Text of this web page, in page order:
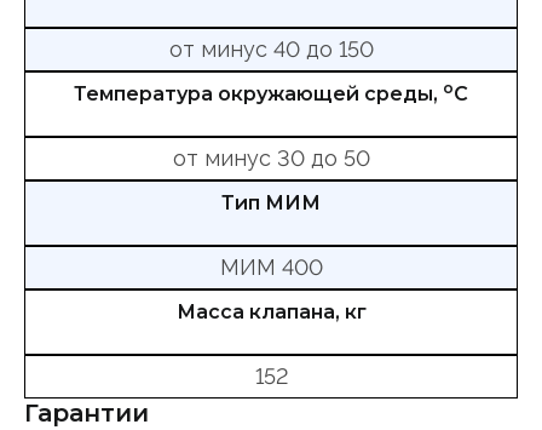
от минус 40 до 150
Температура окружающей среды, оС
от минус 30 до 50
Тип МИМ
МИМ 400
Масса клапана, кг
152
Гарантии